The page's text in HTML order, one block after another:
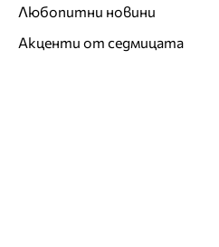
Любопитни новини
Акценти от седмицата